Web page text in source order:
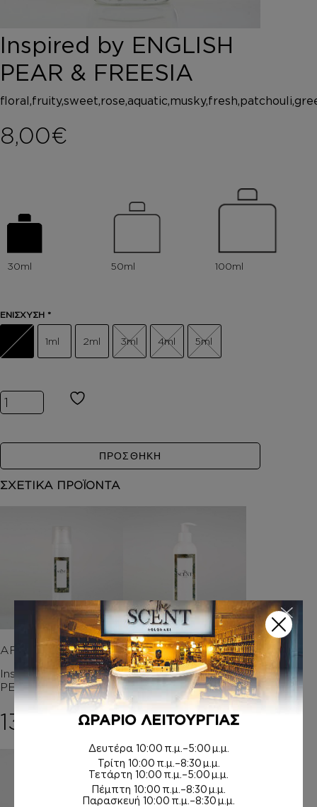
HOROMIA
SPECIAL OFFERS
ΚΑΛΑΘΙ
Inspired by ENGLISH
PEAR & FREESIA
8,00€
ΕΝΙΣΧΥΣΗ *
1ml 2ml 3ml 4ml 5ml
Inspired by ENGLISH PEAR & FREESIA ποσότητα
ΠΡΟΣΘΗΚΗ
ΣΧΕΤΙΚΑ ΠΡΟΪΟΝΤΑ
AFTER SHAVE
Inspired by ENGLISH
PEAR & FREESIA
13,00
ΚΡΕΜΑ ΣΩΜΑΤΟΣ Μ
Ε argan oil
Inspired by ENGLISH
PEAR & FREESIA
14,00 €
ΩΡΑΡΙΟ ΛΕΙΤΟΥΡΓΙΑΣ
Δευτέρα 10:00 π.μ.–5:00 μ.μ.
Τρίτη 10:00 π.μ.–8:30 μ.μ.
Τετάρτη 10:00 π.μ.–5:00 μ.μ.
Πέμπτη 10:00 π.μ.–8:30 μ.μ.
Παρασκευή 10:00 π.μ.–8:30 μ.μ.